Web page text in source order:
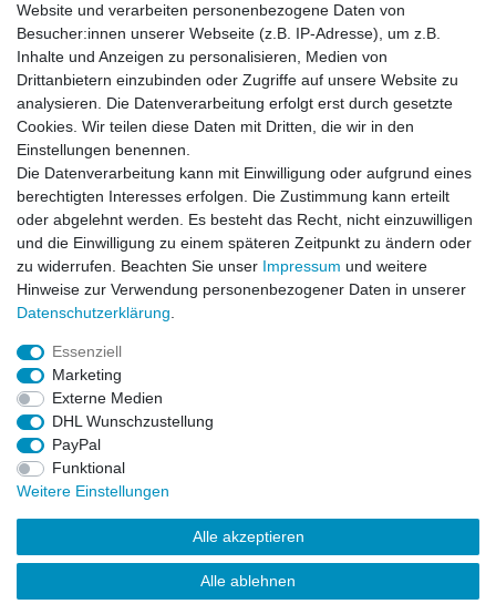
Telefon:0202-87063640
Öffnungszeiten:
Montag bis Freitag von 8.30 - 15.30 Uhr
Kontaktformular
Informationen
Registrieren
Widerrufsrecht
Datenschutzerklärung
AGB
Impressum
Widerrufsbutton
Website und verarbeiten personenbezogene Daten von
Besucher:innen unserer Webseite (z.B. IP-Adresse), um z.B.
Inhalte und Anzeigen zu personalisieren, Medien von
Drittanbietern einzubinden oder Zugriffe auf unsere Website zu
analysieren. Die Datenverarbeitung erfolgt erst durch gesetzte
Cookies. Wir teilen diese Daten mit Dritten, die wir in den
Einstellungen benennen.
Die Datenverarbeitung kann mit Einwilligung oder aufgrund eines
berechtigten Interesses erfolgen. Die Zustimmung kann erteilt
oder abgelehnt werden. Es besteht das Recht, nicht einzuwilligen
und die Einwilligung zu einem späteren Zeitpunkt zu ändern oder
zu widerrufen. Beachten Sie unser Impressum und weitere
Hinweise zur Verwendung personenbezogener Daten in unserer
Daten­schutz­erklärung
Essenziell
Marketing
Externe Medien
DHL Wunschzustellung
PayPal
Funktional
Weitere Einstellungen
Alle akzeptieren
Alle ablehnen